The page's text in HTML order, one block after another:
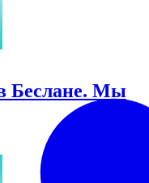
в Беслане. Мы